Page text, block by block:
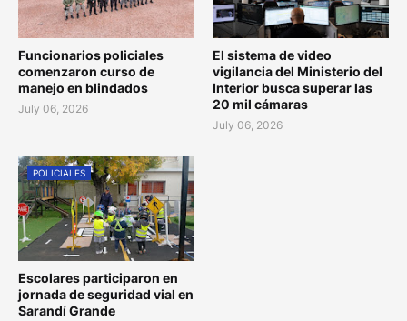
Funcionarios policiales
comenzaron curso de
manejo en blindados
July 06, 2026
El sistema de video
vigilancia del Ministerio del
Interior busca superar las
20 mil cámaras
July 06, 2026
POLICIALES
Escolares participaron en
jornada de seguridad vial en
Sarandí Grande